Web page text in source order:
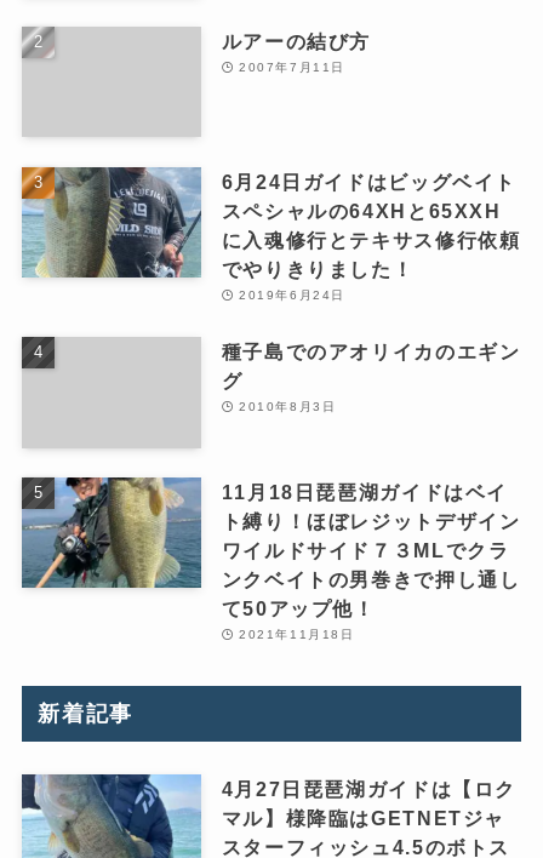
ルアーの結び方
2007年7月11日
6月24日ガイドはビッグベイト
スペシャルの64XHと65XXH
に入魂修行とテキサス修行依頼
でやりきりました！
2019年6月24日
種子島でのアオリイカのエギン
グ
2010年8月3日
11月18日琵琶湖ガイドはベイ
ト縛り！ほぼレジットデザイン
ワイルドサイド７３MLでクラ
ンクベイトの男巻きで押し通し
て50アップ他！
2021年11月18日
新着記事
4月27日琵琶湖ガイドは【ロク
マル】様降臨はGETNETジャ
スターフィッシュ4.5のボトス